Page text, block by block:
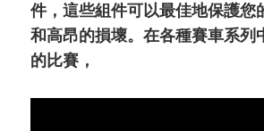
件，這些組件可以最佳地保護您
和高昂的損壞。在各種賽車系列
的比賽，